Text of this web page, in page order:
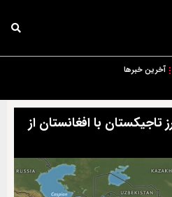
آخرین خبرها
با افغانستان از